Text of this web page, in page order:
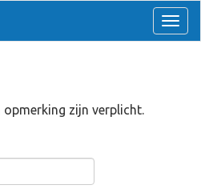
opmerking zijn verplicht.